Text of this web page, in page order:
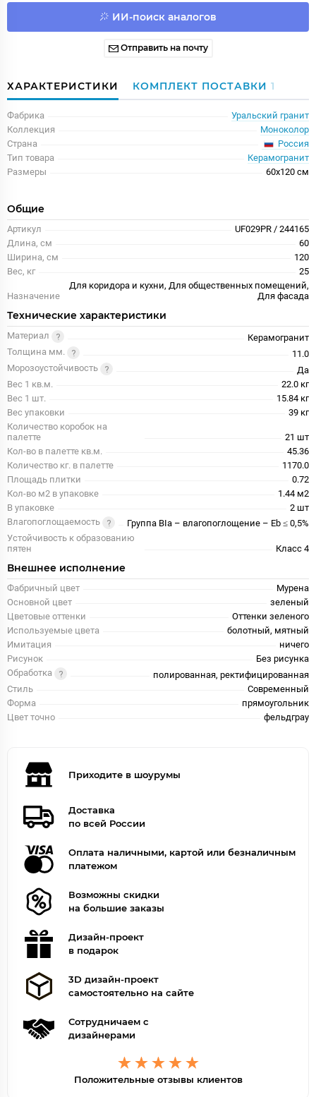
ИИ-поиск аналогов
Отправить на почту
ХАРАКТЕРИСТИКИ КОМПЛЕКТ ПОСТАВКИ 1
Фабрика
Уральский гранит
Коллекция
Моноколор
Страна
Россия
Тип товара
Керамогранит
Размеры
60x120 см
Общие
Артикул
UF029PR / 244165
Длина, см
60
Ширина, см
120
Вес, кг
25
Назначение
Для коридора и кухни, Для общественных помещений,
Для фасада
Технические характеристики
Материал
Керамогранит
Толщина мм.
11.0
Морозоустойчивость
Да
Вес 1 кв.м.
22.0 кг
Вес 1 шт.
15.84 кг
Вес упаковки
39 кг
Количество коробок на
палетте
21 шт
Кол-во в палетте кв.м.
45.36
Количество кг. в палетте
1170.0
Площадь плитки
0.72
Кол-во м2 в упаковке
1.44 м2
В упаковке
2 шт
Влагопоглощаемость
Группа BIa – влагопоглощение – Eb ≤ 0,5%
Устойчивость к образованию
пятен
Класс 4
Внешнее исполнение
Фабричный цвет
Мурена
Основной цвет
зеленый
Цветовые оттенки
Оттенки зеленого
Используемые цвета
болотный, мятный
Имитация
ничего
Рисунок
Без рисунка
Обработка
полированная, ректифицированная
Стиль
Современный
Форма
прямоугольник
Цвет точно
фельдграу
Приходите в шоурумы
Доставка
по всей России
Оплата наличными, картой или безналичным
платежом
Возможны скидки
на большие заказы
Дизайн-проект
в подарок
3D дизайн-проект
самостоятельно на сайте
Сотрудничаем с
дизайнерами
Положительные отзывы клиентов